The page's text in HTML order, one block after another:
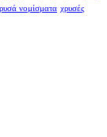
νομίσματα χρυσές